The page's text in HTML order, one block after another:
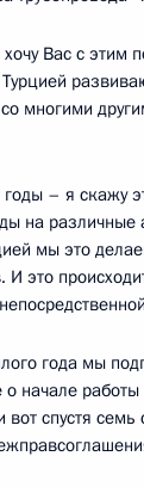
Вас с этим
Турцией
многими
годы – я скажу
на различные
мы это
это
года мы
начале работы
вот спустя